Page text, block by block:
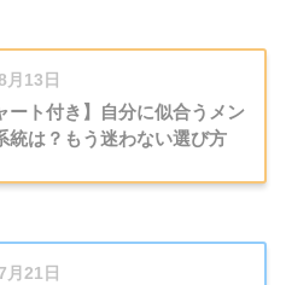
月13日
ート付き】自分に似合うメン
統は？もう迷わない選び方
月21日